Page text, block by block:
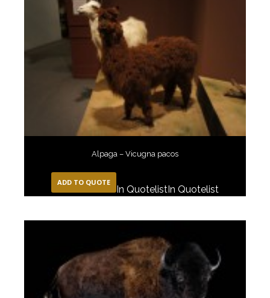
Alpaga – Vicugna pacos
ADD TO QUOTE
In QuotelistIn Quotelist